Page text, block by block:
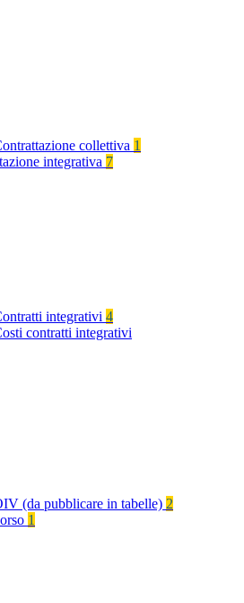
collettiva 1
integrativa 7
integrativi 4
contratti integrativi
(da pubblicare in tabelle) 2
1